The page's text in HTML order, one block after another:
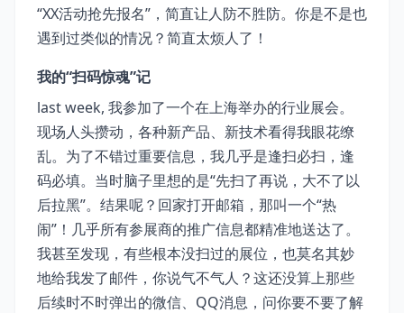
“XX活动抢先报名”，简直让人防不胜防。你是不是也
遇到过类似的情况？简直太烦人了！
我的“扫码惊魂”记
last week, 我参加了一个在上海举办的行业展会。
现场人头攒动，各种新产品、新技术看得我眼花缭
乱。为了不错过重要信息，我几乎是逢扫必扫，逢
码必填。当时脑子里想的是“先扫了再说，大不了以
后拉黑”。结果呢？回家打开邮箱，那叫一个“热
闹”！几乎所有参展商的推广信息都精准地送达了。
我甚至发现，有些根本没扫过的展位，也莫名其妙
地给我发了邮件，你说气不气人？这还没算上那些
后续时不时弹出的微信、QQ消息，问你要不要了解